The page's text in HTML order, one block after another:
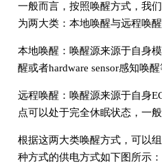
一般而言，按照唤醒方式，我
为两大类：本地唤醒与远程唤醒
本地唤醒：唤醒源来源于自身
醒或者hardware sensor感知唤醒
远程唤醒：唤醒源来源于自身
点可以处于完全休眠状态，一
根据这两大类唤醒方式，可以
种方式的供电方式如下图所示：